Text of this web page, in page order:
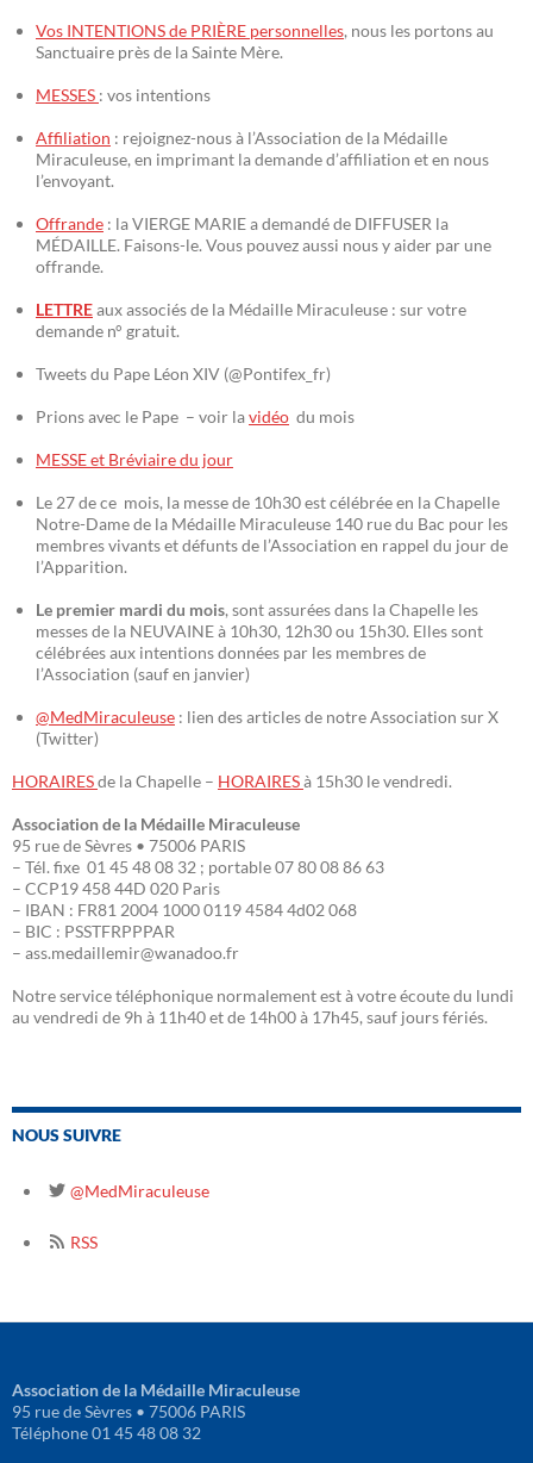
Vos INTENTIONS de PRIÈRE personnelles, nous les portons au
Sanctuaire près de la Sainte Mère.
MESSES : vos intentions
Affiliation : rejoignez-nous à l’Association de la Médaille
Miraculeuse, en imprimant la demande d’affiliation et en nous
l’envoyant.
Offrande : la VIERGE MARIE a demandé de DIFFUSER la
MÉDAILLE. Faisons-le. Vous pouvez aussi nous y aider par une
offrande.
LETTREaux associés de la Médaille Miraculeuse : sur votre
demande n° gratuit.
Tweets du Pape Léon XIV (@Pontifex_fr)
Prions avec le Pape – voir lavidéo du mois
MESSE et Bréviaire du jour
Le 27 de ce mois, la messe de 10h30 est célébrée en la Chapelle
Notre-Dame de la Médaille Miraculeuse 140 rue du Bac pour les
membres vivants et défunts de l’Association en rappel du jour de
l’Apparition.
Le premier mardi du mois, sont assurées dans la Chapelle les
messes de la NEUVAINE à 10h30, 12h30 ou 15h30. Elles sont
célébrées aux intentions données par les membres de
l’Association (sauf en janvier)
@MedMiraculeuse : lien des articles de notre Association sur X
(Twitter)
HORAIRESde la Chapelle – HORAIRESà 15h30 le vendredi.
Association de la Médaille Miraculeuse
95 rue de Sèvres • 75006 PARIS
– Tél. fixe 01 45 48 08 32 ; portable 07 80 08 86 63
– CCP19 458 44D 020 Paris
– IBAN : FR81 2004 1000 0119 4584 4d02 068
– BIC : PSSTFRPPPAR
– ass.medaillemir@wanadoo.fr
Notre service téléphonique normalement est à votre écoute du lundi
au vendredi de 9h à 11h40 et de 14h00 à 17h45, sauf jours fériés.
NOUS SUIVRE
@MedMiraculeuse
RSS
Association de la Médaille Miraculeuse
95 rue de Sèvres • 75006 PARIS
Téléphone 01 45 48 08 32